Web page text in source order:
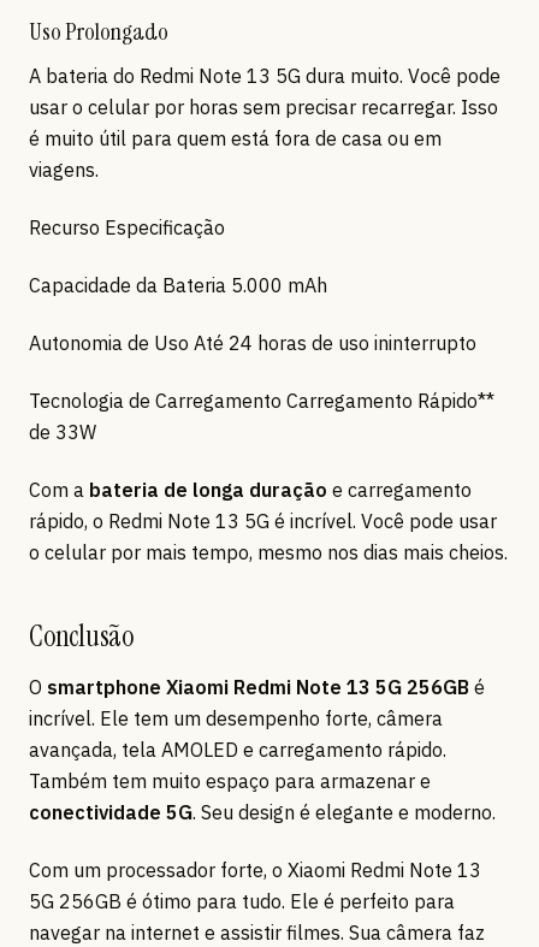
Uso Prolongado
A bateria do Redmi Note 13 5G dura muito. Você pode
usar o celular por horas sem precisar recarregar. Isso
é muito útil para quem está fora de casa ou em
viagens.
Recurso Especificação
Capacidade da Bateria 5.000 mAh
Autonomia de Uso Até 24 horas de uso ininterrupto
Tecnologia de Carregamento Carregamento Rápido**
de 33W
Com a bateria de longa duração e carregamento
rápido, o Redmi Note 13 5G é incrível. Você pode usar
o celular por mais tempo, mesmo nos dias mais cheios.
Conclusão
O smartphone Xiaomi Redmi Note 13 5G 256GB é
incrível. Ele tem um desempenho forte, câmera
avançada, tela AMOLED e carregamento rápido.
Também tem muito espaço para armazenar e
conectividade 5G. Seu design é elegante e moderno.
Com um processador forte, o Xiaomi Redmi Note 13
5G 256GB é ótimo para tudo. Ele é perfeito para
navegar na internet e assistir filmes. Sua câmera faz